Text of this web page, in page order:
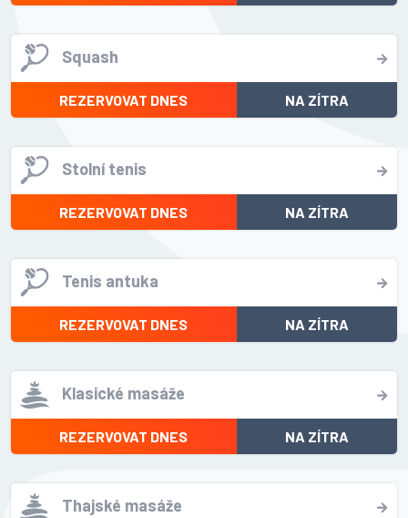
Squash
REZERVOVAT DNES NA ZÍTRA
Stolní tenis
REZERVOVAT DNES NA ZÍTRA
Tenis antuka
REZERVOVAT DNES NA ZÍTRA
Klasické masáže
REZERVOVAT DNES NA ZÍTRA
Thajské masáže